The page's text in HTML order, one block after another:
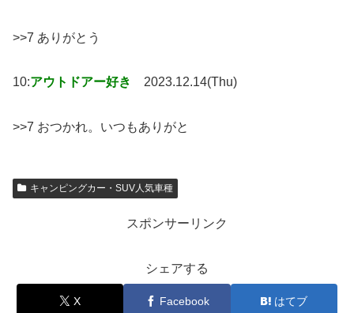
>>7 ありがとう
10:アウトドアー好き 2023.12.14(Thu)
>>7 おつかれ。いつもありがと
キャンピングカー・SUV人気車種
スポンサーリンク
シェアする
X Facebook はてブ